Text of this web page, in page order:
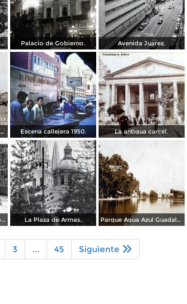
Puente colgante en La barranca de Oblatos. Palacio de Gobierno. Avenida Juarez.
Calzada de La Independencia Guadalajara, Jalisco. ( Circulada el 10 de Febrero de 1931 ). Escena callejera 1950. La antigua carcel.
Planta de luz Electrica Colimilla. ( Fechada el 1 de Octubre de 1950 ). La Plaza de Armas. Parque Agua Azul Guadalajara, Jalisco.
3 ... 45 Siguiente